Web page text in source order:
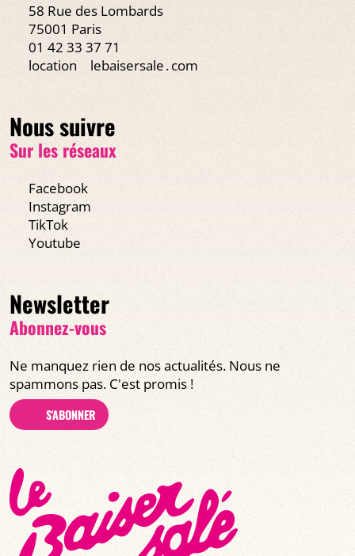
58 Rue des Lombards
75001 Paris
01 42 33 37 71
location
lebaisersale․com
Nous suivre
Sur les réseaux
Facebook
Instagram
TikTok
Youtube
Newsletter
Abonnez-vous
Ne manquez rien de nos actualités. Nous ne
spammons pas. C'est promis !
S'ABONNER